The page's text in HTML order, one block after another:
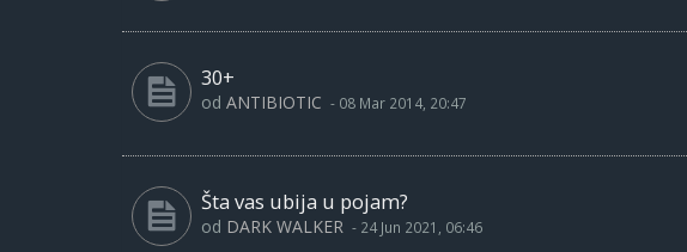
30+
od ANTIBIOTIC - 08 Mar 2014, 20:47
Šta vas ubija u pojam?
od DARK WALKER - 24 Jun 2021, 06:46